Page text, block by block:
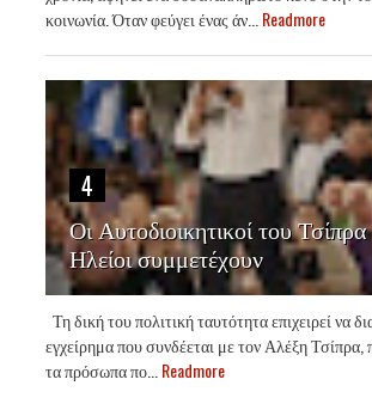
κοινωνία. Όταν φεύγει ένας άν... Readmore
4
Οι Αυτοδιοικητικοί του
Ηλείοι συμμετέχουν
Τη δική του πολιτική ταυτότητα επιχειρεί να
εγχείρημα που συνδέεται με τον Αλέξη Τσίπρα,
τα πρόσωπα πο... Readmore